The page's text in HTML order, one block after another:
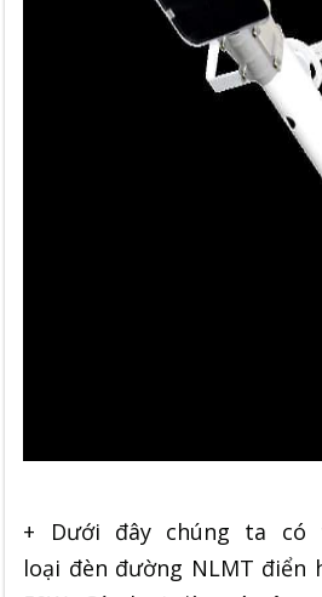
+ Dưới đây chúng ta có
loại đèn đường NLMT điển